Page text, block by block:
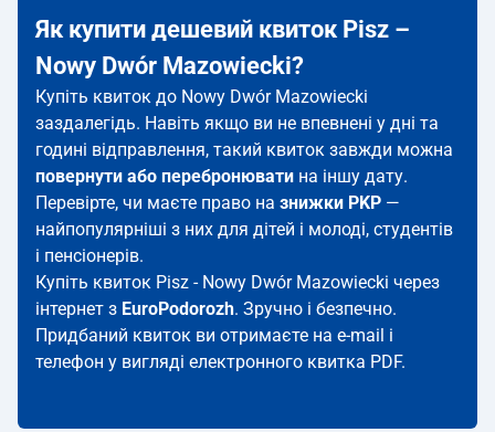
Як купити дешевий квиток Pisz –
Nowy Dwór Mazowiecki?
Купіть квиток до Nowy Dwór Mazowiecki
заздалегідь. Навіть якщо ви не впевнені у дні та
годині відправлення, такий квиток завжди можна
повернути або перебронювати на іншу дату.
Перевірте, чи маєте право на знижки PKP —
найпопулярніші з них для дітей і молоді, студентів
і пенсіонерів.
Купіть квиток Pisz - Nowy Dwór Mazowiecki через
інтернет з EuroPodorozh. Зручно і безпечно.
Придбаний квиток ви отримаєте на e-mail і
телефон у вигляді електронного квитка PDF.